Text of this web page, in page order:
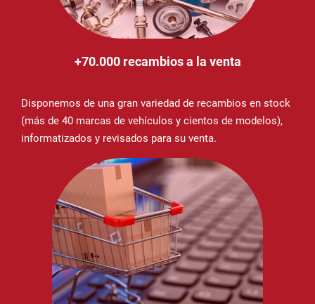
+70.000 recambios a la venta
Disponemos de una gran variedad de recambios en stock
(más de 40 marcas de vehículos y cientos de modelos),
informatizados y revisados para su venta.